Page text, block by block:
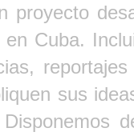
proyecto
Cuba.
sus